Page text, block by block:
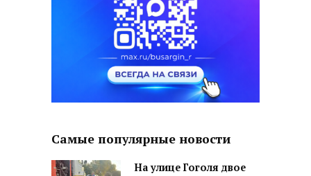
Самые популярные новости
На улице Гоголя двое